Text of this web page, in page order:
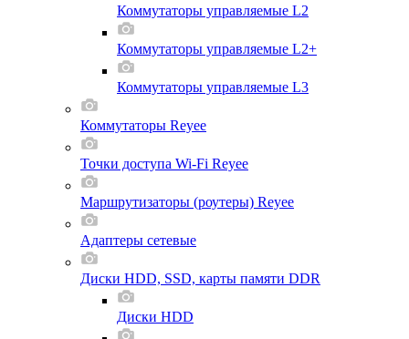
Коммутаторы управляемые L2
Коммутаторы управляемые L2+
Коммутаторы управляемые L3
Коммутаторы Reyee
Точки доступа Wi-Fi Reyee
Маршрутизаторы (роутеры) Reyee
Адаптеры сетевые
Диски HDD, SSD, карты памяти DDR
Диски HDD